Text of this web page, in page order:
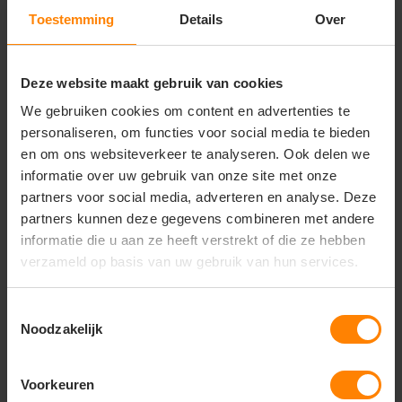
Toestemming Details Over
Deze website maakt gebruik van cookies
We gebruiken cookies om content en advertenties te
personaliseren, om functies voor social media te bieden
en om ons websiteverkeer te analyseren. Ook delen we
informatie over uw gebruik van onze site met onze
partners voor social media, adverteren en analyse. Deze
partners kunnen deze gegevens combineren met andere
informatie die u aan ze heeft verstrekt of die ze hebben
verzameld op basis van uw gebruik van hun services.
Noodzakelijk
Voorkeuren
Belangrijkste kenmerken
• Artikelnummer: JJ3911
• Materiaal: 100% biologisch katoen
• Stofgewicht: 180 g/m²
• Single jersey kwaliteit
• Oversized fit
• Zijnaden voor betere pasvorm
• Dubbele stiksels aan zoom en mouwen
• Uitscheurbaar label
• OEKO-TEX gecertificeerd
• Premium retail kwaliteit
Vragen? Neem contact